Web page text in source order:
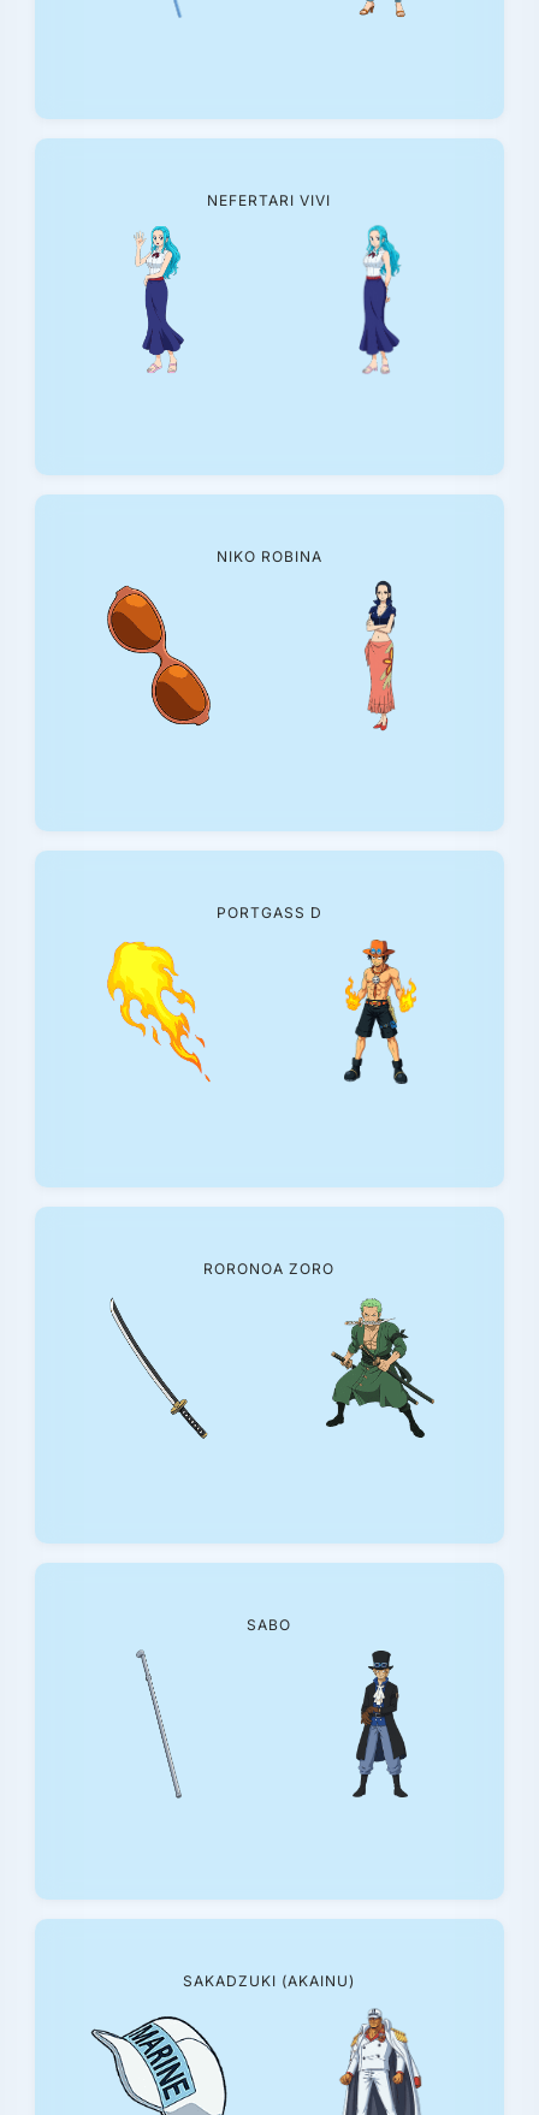
NEFERTARI VIVI
NIKO ROBINA
PORTGASS D
RORONOA ZORO
SABO
SAKADZUKI (AKAINU)